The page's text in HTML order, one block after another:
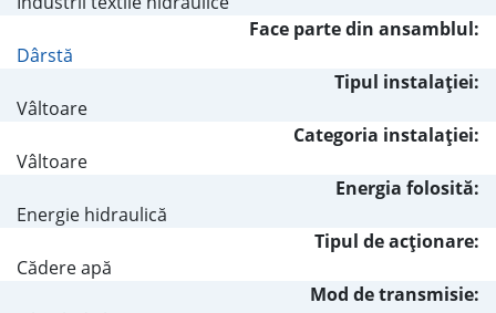
Face parte din ansamblul:
Dârstă
Tipul instalaţiei:
Vâltoare
Categoria instalaţiei:
Vâltoare
Energia folosită:
Energie hidraulică
Tipul de acţionare:
Cădere apă
Mod de transmisie: